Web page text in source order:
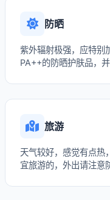
防晒
紫外辐射极强，应特别
PA++的防晒护肤品，并
旅游
天气较好，感觉有点热
宜旅游的，外出请注意